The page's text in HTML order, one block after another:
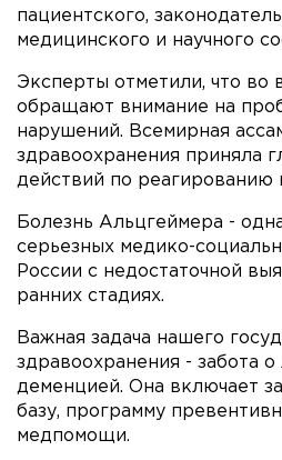
пациентского,
медицинского и научного
Эксперты отметили, что во
обращают внимание на
нарушений. Всемирная
здравоохранения приняла
действий по реагированию
Болезнь Альцгеймера -
серьезных медико-
России с недостаточной
ранних стадиях.
Важная задача нашего
здравоохранения - забота
деменцией. Она включает
базу, программу
медпомощи.